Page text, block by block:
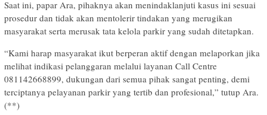
Saat ini, papar Ara, pihaknya akan menindaklanjuti kasus ini sesuai
prosedur dan tidak akan mentolerir tindakan yang merugikan
masyarakat serta merusak tata kelola parkir yang sudah ditetapkan.
“Kami harap masyarakat ikut berperan aktif dengan melaporkan jika
melihat indikasi pelanggaran melalui layanan Call Centre
081142668899, dukungan dari semua pihak sangat penting, demi
terciptanya pelayanan parkir yang tertib dan profesional,” tutup Ara.
(**)